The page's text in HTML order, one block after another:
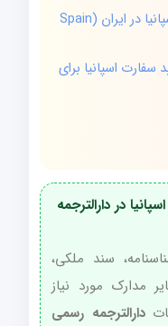
پرتال رسمی درخواست ویزای اسپانیا در ایران (Spain
اسپانیا برای
در دارالترجمه
سند ملکی،
مدارک مورد نیاز
دارالترجمه رسمی